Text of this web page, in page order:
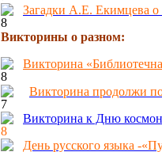
Загадки А.Е. Екимцева
Викторины о разном:
Викторина
Викторина продолжи
Викторина к Дню
День русского языка -